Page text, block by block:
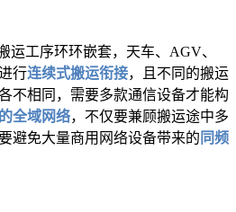
运工序环环嵌套，天车、 AGV、
行连续式搬运衔接，且不同的搬运
不相同，需要多款通信设备才能构
全域网络，不仅要兼顾搬运途中多
避免大量商用网络设备带来的 同频